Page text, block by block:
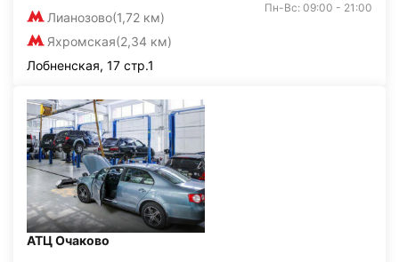
Лианозово(1,72 км)
Яхромская(2,34 км)
Пн-Вс: 09:00 - 21:00
Лобненская, 17 стр.1
АТЦ Очаково